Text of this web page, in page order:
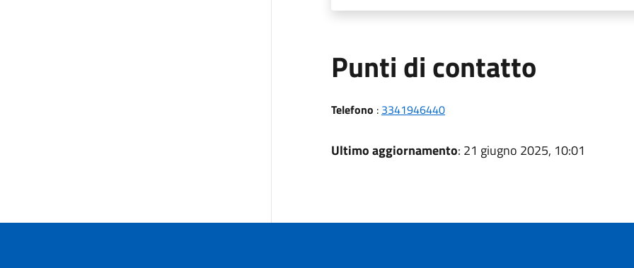
Punti di contatto
Telefono : 3341946440
Ultimo aggiornamento: 21 giugno 2025, 10:01